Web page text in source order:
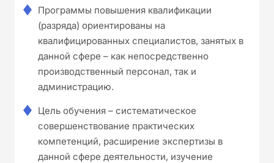
Программы повышения квалификации
(разряда) ориентированы на
квалифицированных специалистов, занятых в
данной сфере – как непосредственно
производственный персонал, так и
администрацию.
Цель обучения – систематическое
совершенствование практических
компетенций, расширение экспертизы в
данной сфере деятельности, изучение